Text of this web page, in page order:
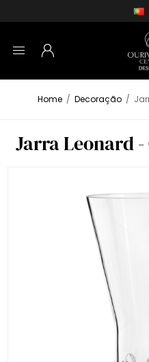
Home / Decoração /
Jarra Leonard -